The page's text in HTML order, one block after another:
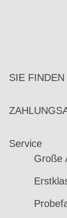
SIE
Service
Große